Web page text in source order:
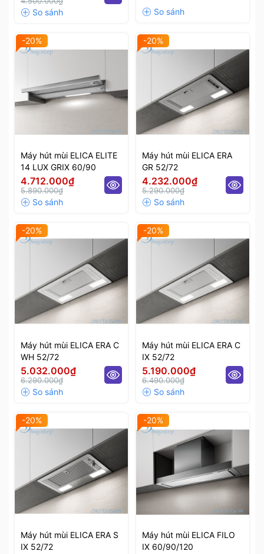
-20%
Máy hút mùi ELICA ELITE
14 LUX GRIX 60/90
4.712.000₫
5.890.000₫
-20%
Máy hút mùi ELICA ERA
GR 52/72
4.232.000₫
5.290.000₫
-20%
Máy hút mùi ELICA ERA C
WH 52/72
5.032.000₫
6.290.000₫
-20%
Máy hút mùi ELICA ERA C
IX 52/72
5.190.000₫
6.490.000₫
-20%
Máy hút mùi ELICA ERA S
IX 52/72
-20%
Máy hút mùi ELICA FILO
IX 60/90/120